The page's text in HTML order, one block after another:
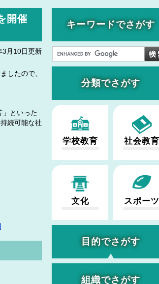
開催
3月10日更新
したので、
」といった
続可能な社
キーワードでさがす
分類でさがす
学校教育 社会教育
文化 スポーツ
目的でさがす
組織でさがす